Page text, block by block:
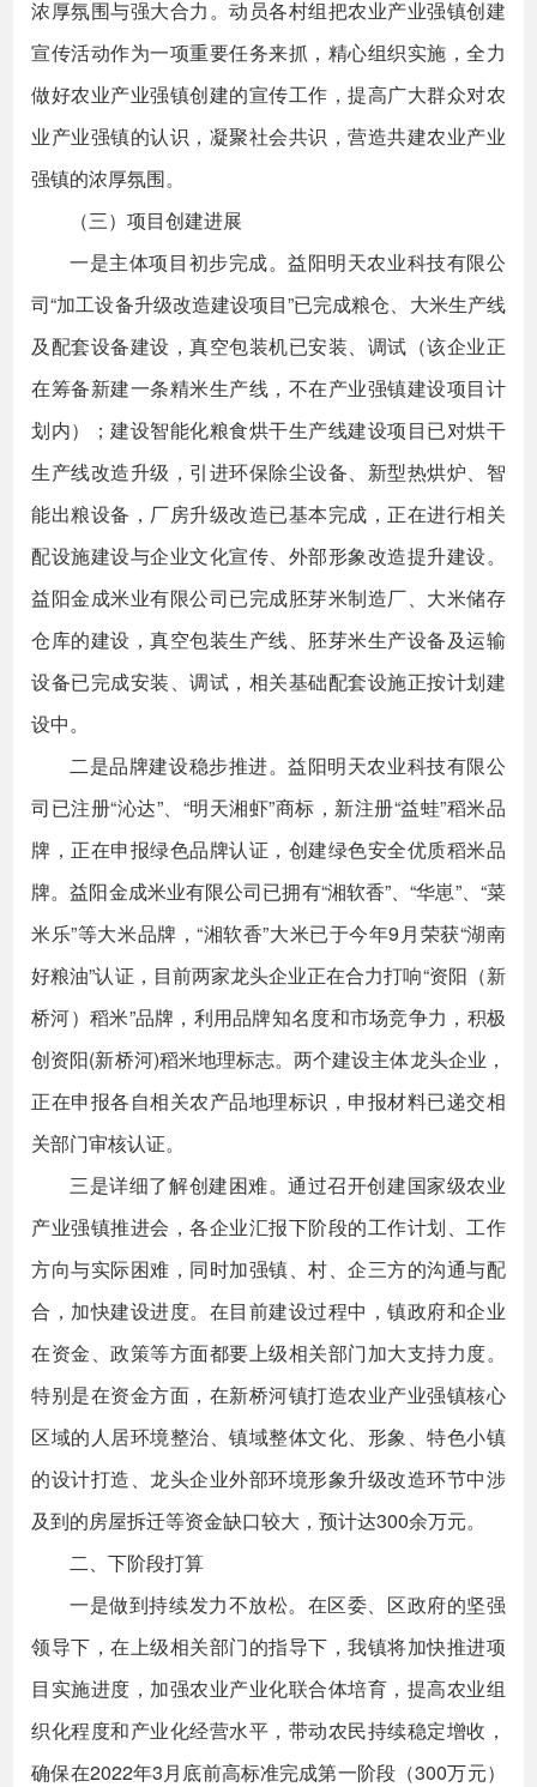
浓厚氛围与强大合力。动员各村组把农业产业强镇创建
宣传活动作为一项重要任务来抓，精心组织实施，全力
做好农业产业强镇创建的宣传工作，提高广大群众对农
业产业强镇的认识，凝聚社会共识，营造共建农业产业
强镇的浓厚氛围。
（三）项目创建进展
一是主体项目初步完成。益阳明天农业科技有限公
司“加工设备升级改造建设项目”已完成粮仓、大米生产线
及配套设备建设，真空包装机已安装、调试（该企业正
在筹备新建一条精米生产线，不在产业强镇建设项目计
划内）；建设智能化粮食烘干生产线建设项目已对烘干
生产线改造升级，引进环保除尘设备、新型热烘炉、智
能出粮设备，厂房升级改造已基本完成，正在进行相关
配设施建设与企业文化宣传、外部形象改造提升建设。
益阳金成米业有限公司已完成胚芽米制造厂、大米储存
仓库的建设，真空包装生产线、胚芽米生产设备及运输
设备已完成安装、调试，相关基础配套设施正按计划建
设中。
二是品牌建设稳步推进。益阳明天农业科技有限公
司已注册“沁达”、“明天湘虾”商标，新注册“益蛙”稻米品
牌，正在申报绿色品牌认证，创建绿色安全优质稻米品
牌。益阳金成米业有限公司已拥有“湘软香”、“华崽”、“菜
米乐”等大米品牌，“湘软香”大米已于今年9月荣获“湖南
好粮油”认证，目前两家龙头企业正在合力打响“资阳（新
桥河）稻米”品牌，利用品牌知名度和市场竞争力，积极
创资阳(新桥河)稻米地理标志。两个建设主体龙头企业，
正在申报各自相关农产品地理标识，申报材料已递交相
关部门审核认证。
三是详细了解创建困难。通过召开创建国家级农业
产业强镇推进会，各企业汇报下阶段的工作计划、工作
方向与实际困难，同时加强镇、村、企三方的沟通与配
合，加快建设进度。在目前建设过程中，镇政府和企业
在资金、政策等方面都要上级相关部门加大支持力度。
特别是在资金方面，在新桥河镇打造农业产业强镇核心
区域的人居环境整治、镇域整体文化、形象、特色小镇
的设计打造、龙头企业外部环境形象升级改造环节中涉
及到的房屋拆迁等资金缺口较大，预计达300余万元。
二、下阶段打算
一是做到持续发力不放松。在区委、区政府的坚强
领导下，在上级相关部门的指导下，我镇将加快推进项
目实施进度，加强农业产业化联合体培育，提高农业组
织化程度和产业化经营水平，带动农民持续稳定增收，
确保在2022年3月底前高标准完成第一阶段（300万元）